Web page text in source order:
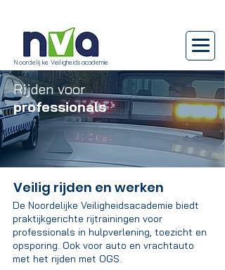
Noordelijke Veiligheidsacademie
Rijden voor
professionals
Veilig rijden en werken
De Noordelijke Veiligheidsacademie biedt
praktijkgerichte rijtrainingen voor
professionals in hulpverlening, toezicht en
opsporing. Ook voor auto en vrachtauto
met het rijden met OGS.